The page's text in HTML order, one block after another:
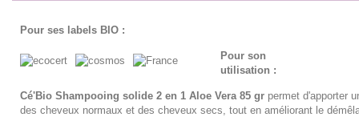
Pour ses labels BIO :
Pour son
utilisation :
Cé'Bio Shampooing solide 2 en 1 Aloe Vera 85 gr permet d'apporter
des cheveux normaux et des cheveux secs, tout en améliorant le